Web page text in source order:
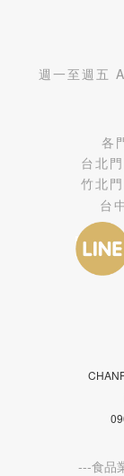
週一至週五
各
台北門
竹北門
台
---食品